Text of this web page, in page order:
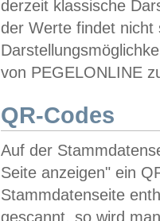
derzeit klassische
der Werte findet
von PEGELONLINE
QR-Codes
Auf der
Seite anzeigen" ein
Stammdatenseite
gescannt, so wird